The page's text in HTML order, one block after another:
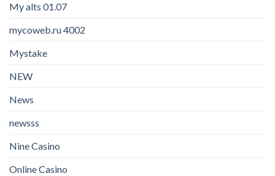
My alts 01.07
mycoweb.ru 4002
Mystake
NEW
News
newsss
Nine Casino
Online Casino